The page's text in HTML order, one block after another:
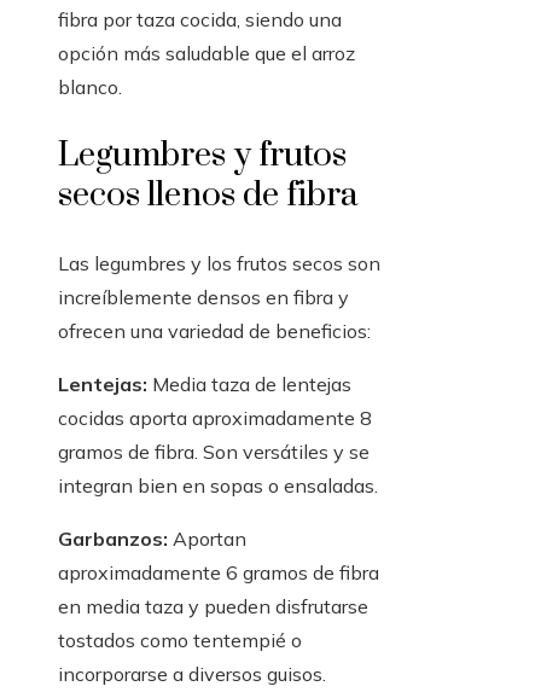
fibra por taza cocida, siendo una
opción más saludable que el arroz
blanco.
Legumbres y frutos
secos llenos de fibra
Las legumbres y los frutos secos son
increíblemente densos en fibra y
ofrecen una variedad de beneficios:
Lentejas: Media taza de lentejas
cocidas aporta aproximadamente 8
gramos de fibra. Son versátiles y se
integran bien en sopas o ensaladas.
Garbanzos: Aportan
aproximadamente 6 gramos de fibra
en media taza y pueden disfrutarse
tostados como tentempié o
incorporarse a diversos guisos.